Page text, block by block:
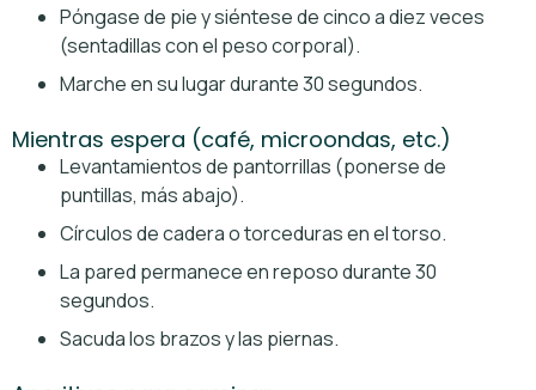
Póngase de pie y siéntese de cinco a diez veces
(sentadillas con el peso corporal).
Marche en su lugar durante 30 segundos.
Mientras espera (café, microondas, etc.)
Levantamientos de pantorrillas (ponerse de
puntillas, más abajo).
Círculos de cadera o torceduras en el torso.
La pared permanece en reposo durante 30
segundos.
Sacuda los brazos y las piernas.